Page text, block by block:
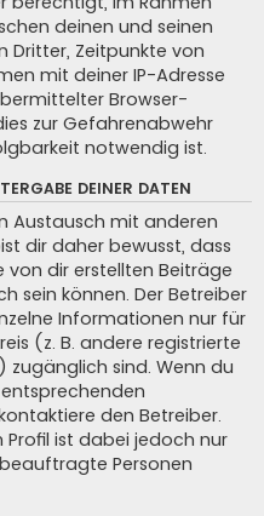
deinen und seinen
Dritter, Zeitpunkte von
mit deiner IP-Adresse
Browser-
zur Gefahrenabwehr
notwendig ist.
DEINER DATEN
Austausch mit anderen
dir daher bewusst, dass
von dir erstellten Beiträge
sein können. Der Betreiber
Informationen nur für
(z. B. andere registrierte
sind. Wenn du
den Betreiber.
Profil ist dabei jedoch nur
Personen